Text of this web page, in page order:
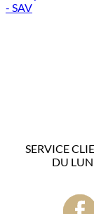
- SAV
SERVICE
DU